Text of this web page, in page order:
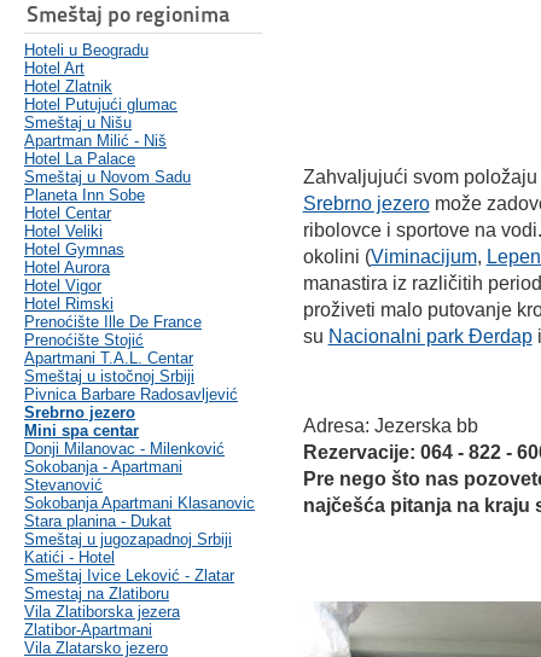
Smeštaj po regionima
Hoteli u Beogradu
Hotel Art
Hotel Zlatnik
Hotel Putujući glumac
Smeštaj u Nišu
Apartman Milić - Niš
Hotel La Palace
Smeštaj u Novom Sadu
Planeta Inn Sobe
Hotel Centar
Hotel Veliki
Hotel Gymnas
Hotel Aurora
Hotel Vigor
Hotel Rimski
Prenoćište Ille De France
Prenoćište Stojić
Apartmani T.A.L. Centar
Smeštaj u istočnoj Srbiji
Pivnica Barbare Radosavljević
Srebrno jezero
Mini spa centar
Donji Milanovac - Milenković
Sokobanja - Apartmani
Stevanović
Sokobanja Apartmani Klasanovic
Stara planina - Dukat
Smeštaj u jugozapadnoj Srbiji
Katići - Hotel
Smeštaj Ivice Leković - Zlatar
Smestaj na Zlatiboru
Vila Zlatiborska jezera
Zlatibor-Apartmani
Vila Zlatarsko jezero
Zahvaljujući svom
Srebrno jezeromože
ribolovce i sportove na
okolini (Viminacijum,
manastira iz različitih
proživeti malo putovanje
su Nacionalni park Đerdap
Adresa: Jezerska bb
Rezervacije: 064 - 822 -
Pre nego što nas
najčešća pitanja na kraju